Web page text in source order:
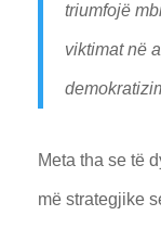
triumfojë
viktimat në
Meta tha se të
më strategjike